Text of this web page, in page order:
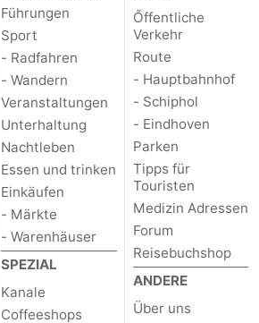
Führungen
Sport
- Radfahren
- Wandern
Veranstaltungen
Unterhaltung
Nachtleben
Essen und trinken
Einkäufen
- Märkte
- Warenhäuser
SPEZIAL
Kanale
Coffeeshops
Őffentliche
Verkehr
Route
- Hauptbahnhof
- Schiphol
- Eindhoven
Parken
Tipps für
Touristen
Medizin Adressen
Forum
Reisebuchshop
ANDERE
Über uns